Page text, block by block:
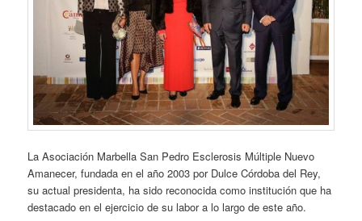
La Asociación Marbella San Pedro Esclerosis Múltiple Nuevo
Amanecer, fundada en el año 2003 por Dulce Córdoba del Rey,
su actual presidenta, ha sido reconocida como institución que ha
destacado en el ejercicio de su labor a lo largo de este año.